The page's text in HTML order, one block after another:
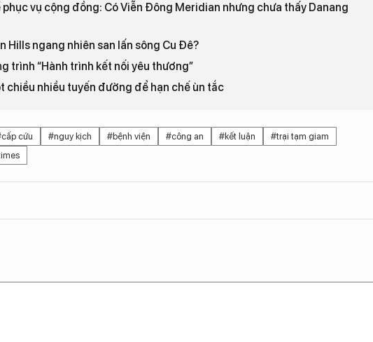
vụ cộng đồng: Có Viễn Đông Meridian nhưng chưa thấy Danang
Hills ngang nhiên san lấn sông Cu Đê?
trình “Hành trình kết nối yêu thương”
chiều nhiều tuyến đường để hạn chế ùn tắc
cứu #nguy kịch #bệnh viện #công an #kết luận
#trại tạm giam